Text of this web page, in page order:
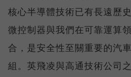
核心半導體技術已有長遠歷
微控制器與我們在可靠運算
合，是安全性至關重要的汽
組。英飛凌與高通技術公司